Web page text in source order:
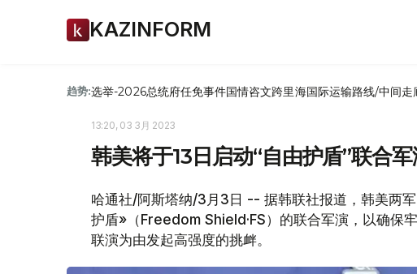
KAZINFORM
趋势:选举-2026总统府任免事件国情咨文跨里海国际运输路线/中间走
13:20, 03 3月 2023
韩美将于13日启动“自由护盾”联合
哈通社/阿斯塔纳/3月3日 -- 据韩联社报道，韩美两
护盾»（Freedom Shield·FS）的联合军演，以确保
联演为由发起高强度的挑衅。